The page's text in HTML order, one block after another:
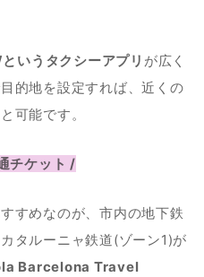
いうタクシーアプリ が広く
的地を設定すれば、近くの
可能です。
チケット /
すめなのが、市内の地下鉄
タルーニャ鉄道(ゾーン1)が
Barcelona Travel